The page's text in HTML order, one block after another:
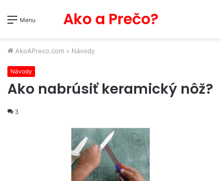
Menu Ako a Prečo?
AkoAPreco.com > Návody
Návody
Ako nabrúsiť keramický nôž?
3